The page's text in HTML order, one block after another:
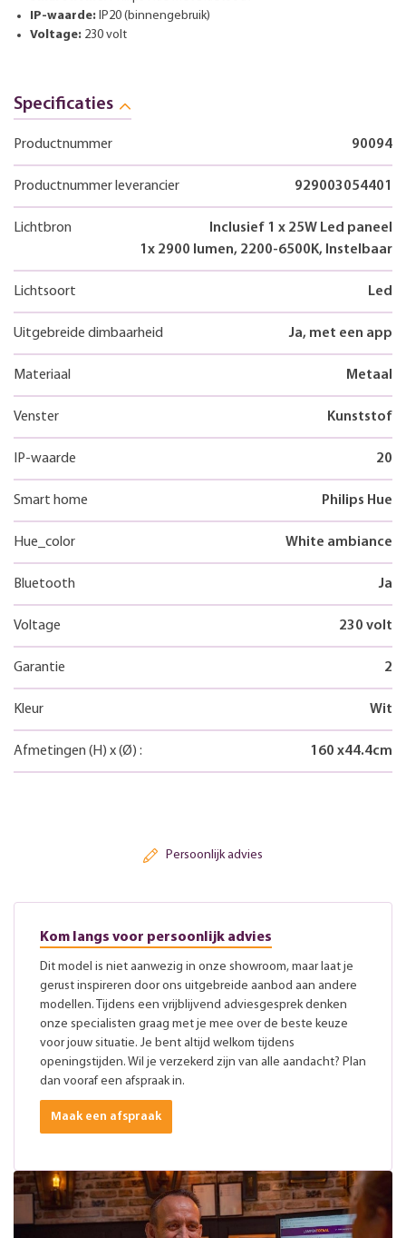
IP-waarde: IP20 (binnengebruik)
Voltage: 230 volt
Specificaties
Productnummer 90094
Productnummer leverancier 929003054401
Lichtbron
Inclusief 1 x 25W Led paneel
1x 2900 lumen, 2200-6500K, Instelbaar
Lichtsoort Led
Uitgebreide dimbaarheid Ja, met een app
Materiaal Metaal
Venster Kunststof
IP-waarde 20
Smart home Philips Hue
Hue_color White ambiance
Bluetooth Ja
Voltage 230 volt
Garantie 2
Kleur Wit
Afmetingen (H) x(Ø) : 160 x44.4cm
Persoonlijk advies
Kom langs voor persoonlijk advies
Dit model is niet aanwezig in onze showroom, maar laat je
gerust inspireren door ons uitgebreide aanbod aan andere
modellen. Tijdens een vrijblijvend adviesgesprek denken
onze specialisten graag met je mee over de beste keuze
voor jouw situatie. Je bent altijd welkom tijdens
openingstijden. Wil je verzekerd zijn van alle aandacht? Plan
dan vooraf een afspraak in.
Maak een afspraak